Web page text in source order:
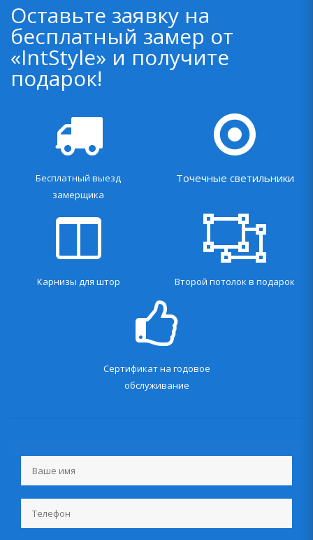
Оставьте заявку на
бесплатный замер от
«IntStyle» и получите
подарок!
Бесплатный выезд
замерщика
Точечные светильники
Карнизы для штор Второй потолок в подарок
Сертификат на годовое
обслуживание